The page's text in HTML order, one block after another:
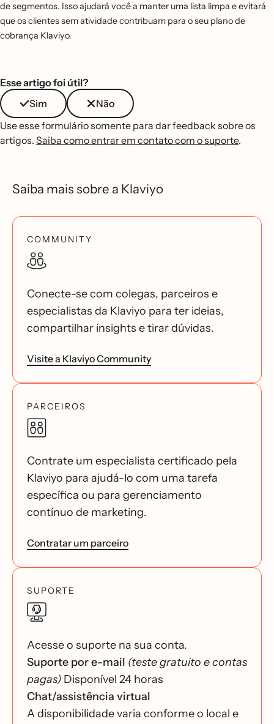
de segmentos. Isso ajudará você a manter uma lista limpa e evitará
que os clientes sem atividade contribuam para o seu plano de
cobrança Klaviyo.
Esse artigo foi útil?
Sim
Não
Use esse formulário somente para dar feedback sobre os
artigos. Saiba como entrar em contato com o suporte.
Saiba mais sobre a Klaviyo
COMMUNITY
Conecte-se com colegas, parceiros e
especialistas da Klaviyo para ter ideias,
compartilhar insights e tirar dúvidas.
Visite a Klaviyo Community
PARCEIROS
Contrate um especialista certificado pela
Klaviyo para ajudá-lo com uma tarefa
específica ou para gerenciamento
contínuo de marketing.
Contratar um parceiro
SUPORTE
Acesse o suporte na sua conta.
Suporte por e-mail (teste gratuito e contas
pagas) Disponível 24 horas
Chat/assistência virtual
A disponibilidade varia conforme o local e